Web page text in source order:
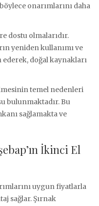
onarımlarını daha
dostu olmalarıdır.
yeniden kullanımı ve
doğal kaynakları
temel nedenleri
bulunmaktadır. Bu
sağlamakta ve
İkinci El
uygun fiyatlarla
sağlar. Şırnak